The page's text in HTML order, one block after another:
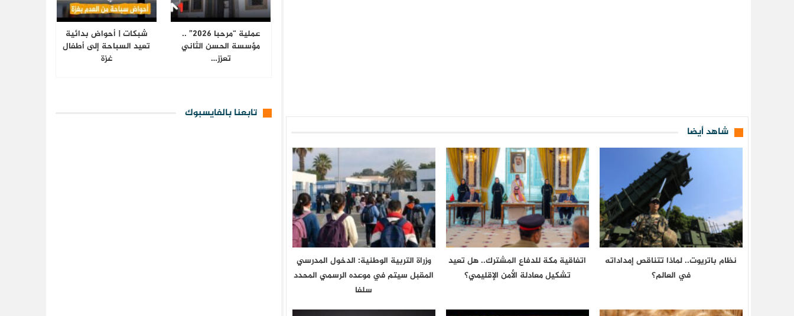
شاهد أيضا
نظام باتريوت.. لماذا تتناقص إمداداته
في العالم؟
اتفاقية مكة للدفاع المشترك.. هل تعيد
تشكيل معادلة الأمن الإقليمي؟
وزراة التربية الوطنية: الدخول المدرسي
المقبل سیتم في موعده الرسمي المحدد
سلفا
عملية “مرحبا 2026” ..
مؤسسة الحسن الثاني
تعزز…
شبكات | أحواض بدائية
تعيد السباحة إلى أطفال
غزة
تابعنا بالفايسبوك